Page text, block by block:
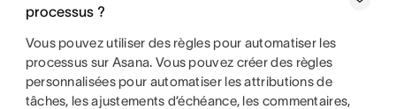
processus ?
Vous pouvez utiliser des règles pour automatiser les
processus sur Asana. Vous pouvez créer des règles
personnalisées pour automatiser les attributions de
tâches, les ajustements d’échéance, les commentaires,